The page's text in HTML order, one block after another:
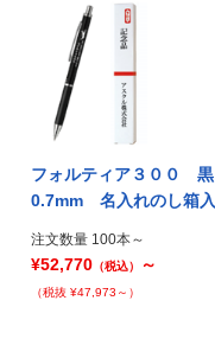
フォルティア３００
0.7mm 名入れのし箱
注文数量 100本～
¥52,770 （税込） ～
（税抜 ¥47,973～）